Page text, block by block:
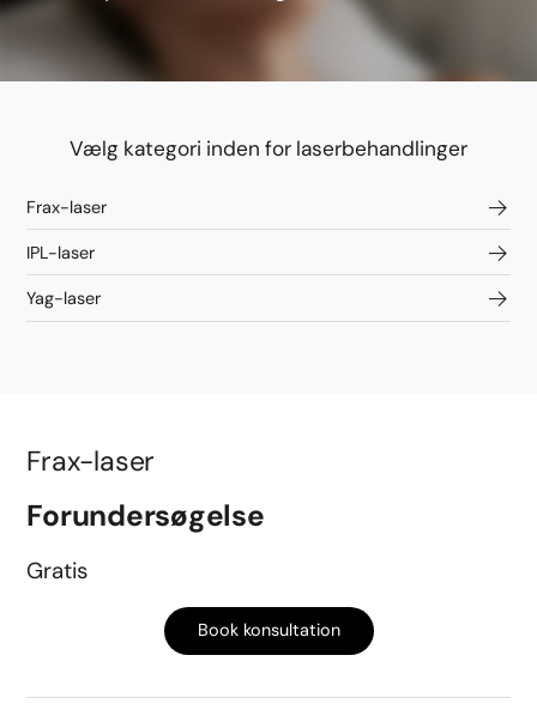
Vælg kategori inden for laserbehandlinger
Frax-laser
IPL-laser
Yag-laser
Frax-laser
Forundersøgelse
Gratis
Book konsultation